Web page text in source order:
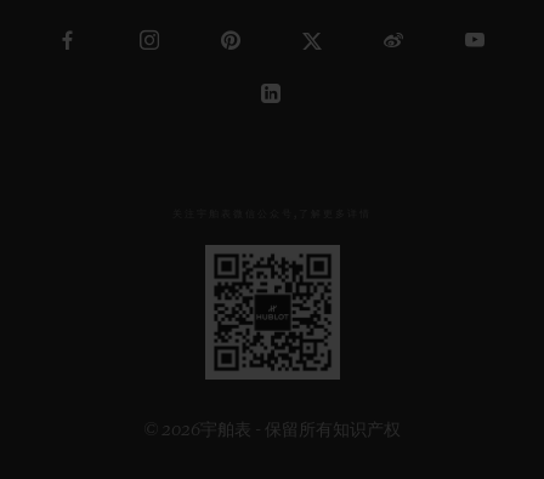
见
下
方
二
维
码
© 2026宇舶表 - 保留所有知识产权